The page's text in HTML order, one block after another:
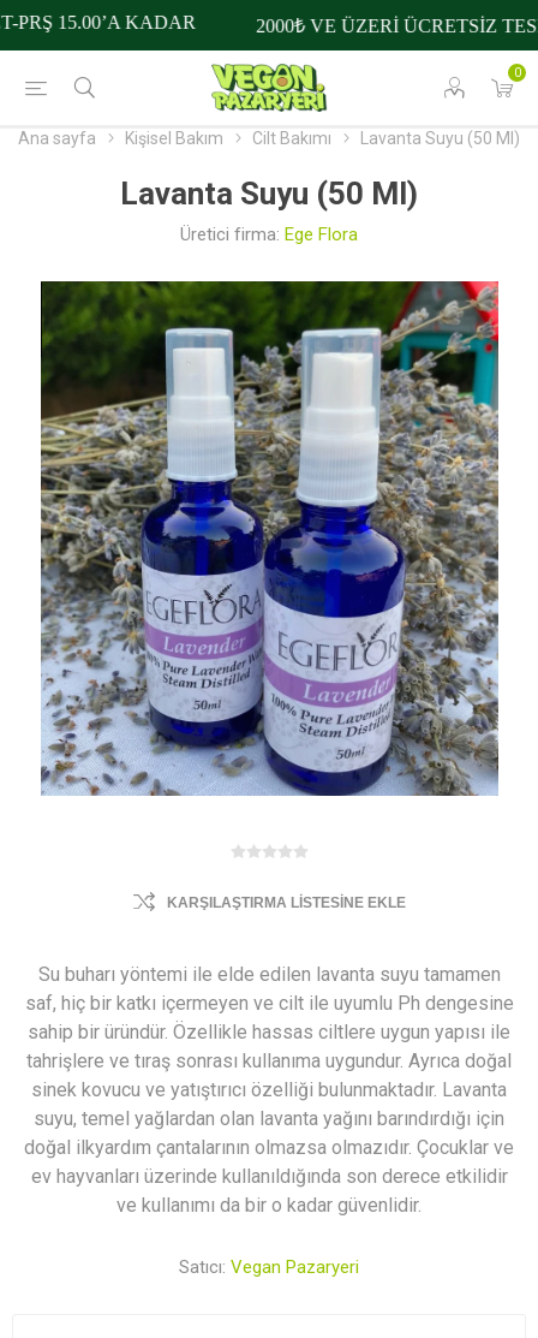
0
15.00’A KADAR 2000₺ VE ÜZERİ ÜCRETSİZ
Ana sayfa Kişisel Bakım Cilt Bakımı Lavanta Suyu (50 Ml)
Lavanta Suyu (50 Ml)
Üretici firma: Ege Flora
KARŞILAŞTIRMA LISTESINE EKLE
Su buharı yöntemi ile elde edilen lavanta suyu tamamen
saf, hiç bir katkı içermeyen ve cilt ile uyumlu Ph dengesine
sahip bir üründür. Özellikle hassas ciltlere uygun yapısı ile
tahrişlere ve tıraş sonrası kullanıma uygundur. Ayrıca doğal
sinek kovucu ve yatıştırıcı özelliği bulunmaktadır. Lavanta
suyu, temel yağlardan olan lavanta yağını barındırdığı için
doğal ilkyardım çantalarının olmazsa olmazıdır. Çocuklar ve
ev hayvanları üzerinde kullanıldığında son derece etkilidir
ve kullanımı da bir o kadar güvenlidir.
Satıcı: Vegan Pazaryeri